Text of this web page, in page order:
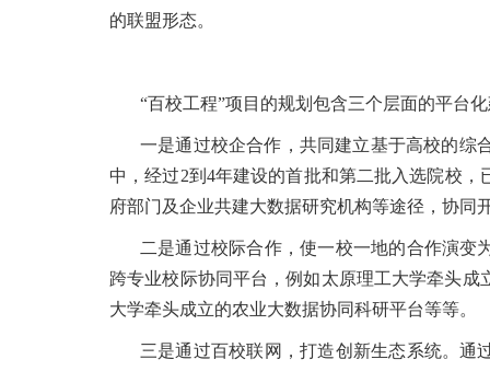
的联盟形态。
“百校工程”项目的规划包含三个层面的平台
一是通过校企合作，共同建立基于高校的综
中，经过2到4年建设的首批和第二批入选院校
府部门及企业共建大数据研究机构等途径，协同
二是通过校际合作，使一校一地的合作演变
跨专业校际协同平台，例如太原理工大学牵头
大学牵头成立的农业大数据协同科研平台等等。
三是通过百校联网，打造创新生态系统。通